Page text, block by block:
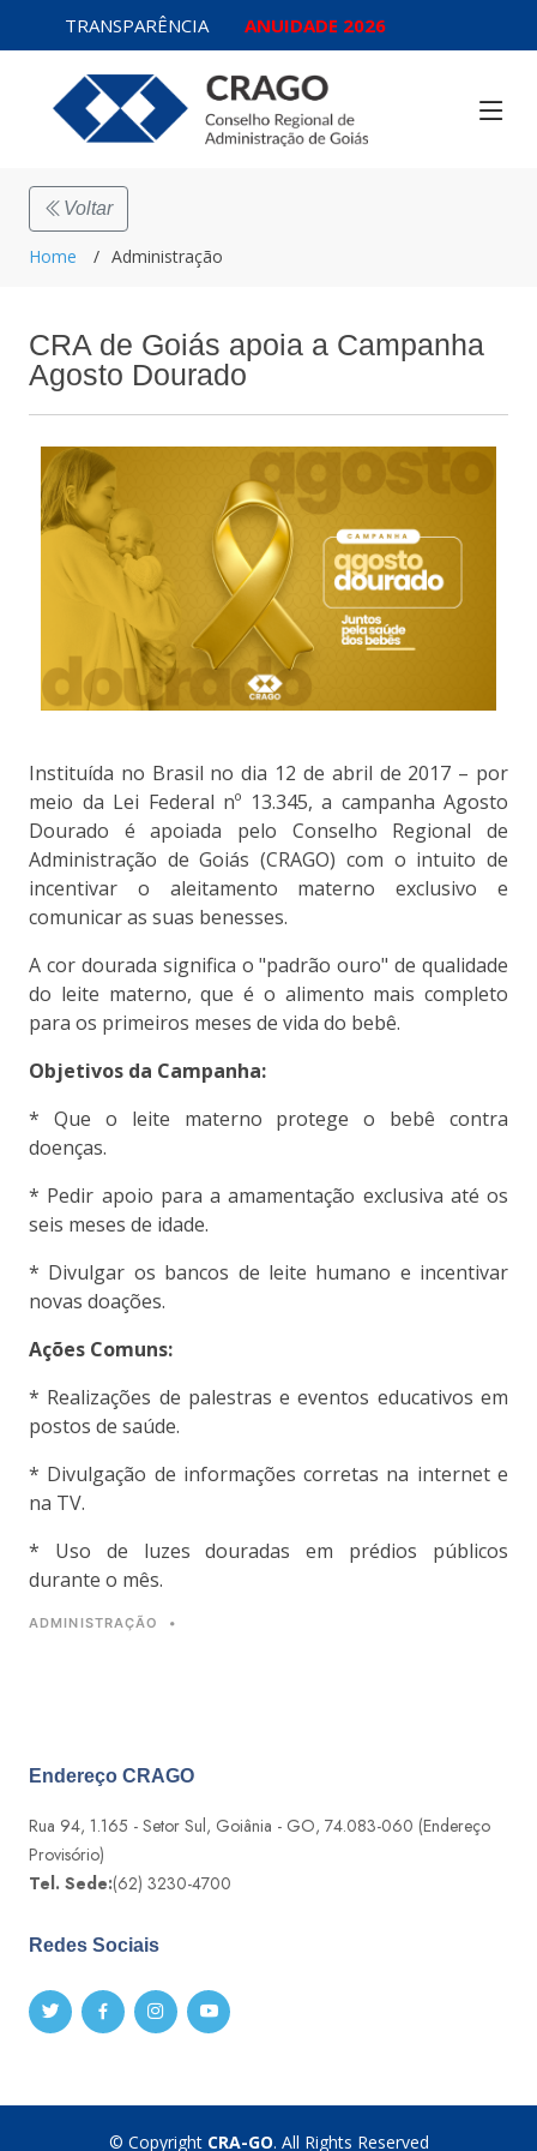
TRANSPARÊNCIA ANUIDADE 2026
Voltar
Home Administração
CRA de Goiás apoia a Campanha
Agosto Dourado
Instituída no Brasil no dia 12 de abril de 2017 – por
meio da Lei Federal nº 13.345, a campanha Agosto
Dourado é apoiada pelo Conselho Regional de
Administração de Goiás (CRAGO) com o intuito de
incentivar o aleitamento materno exclusivo e
comunicar as suas benesses.
A cor dourada significa o "padrão ouro" de qualidade
do leite materno, que é o alimento mais completo
para os primeiros meses de vida do bebê.
Objetivos da Campanha:
* Que o leite materno protege o bebê contra
doenças.
* Pedir apoio para a amamentação exclusiva até os
seis meses de idade.
* Divulgar os bancos de leite humano e incentivar
novas doações.
Ações Comuns:
* Realizações de palestras e eventos educativos em
postos de saúde.
* Divulgação de informações corretas na internet e
na TV.
* Uso de luzes douradas em prédios públicos
durante o mês.
ADMINISTRAÇÃO •
Endereço CRAGO
Rua 94, 1.165 - Setor Sul, Goiânia - GO, 74.083-060 (Endereço
Provisório)
Tel. Sede:(62) 3230-4700
Redes Sociais
© Copyright CRA-GO. All Rights Reserved